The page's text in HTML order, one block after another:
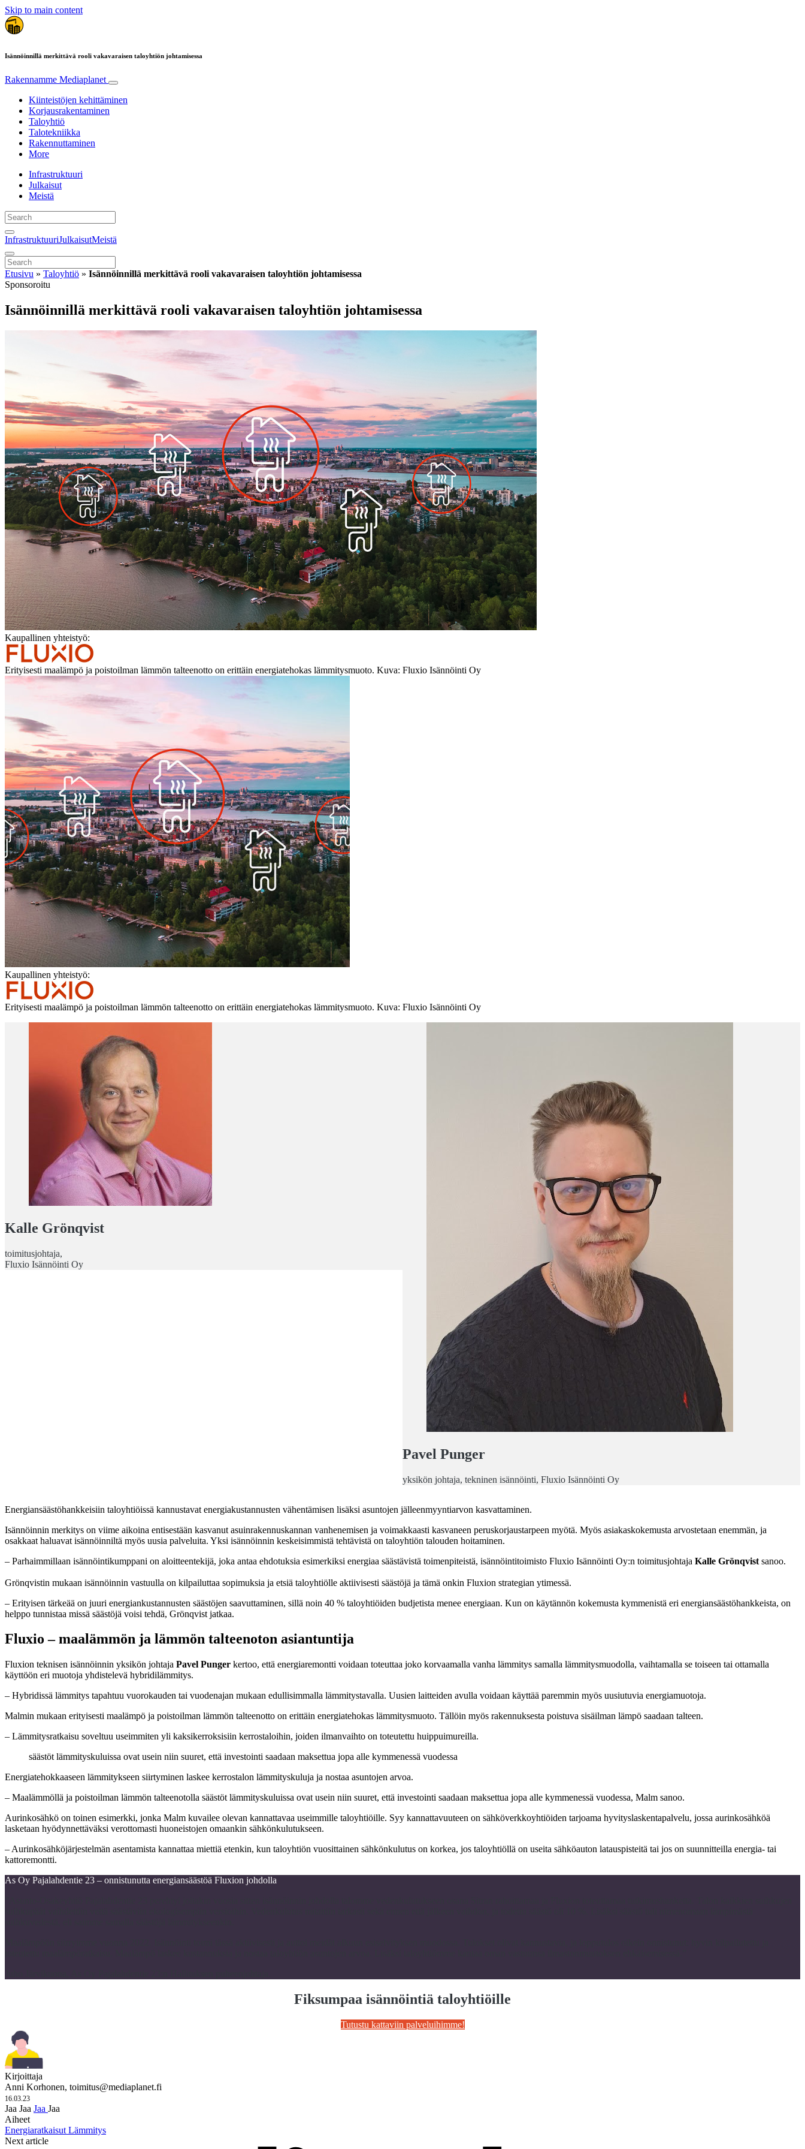
Skip to main content
Isännöinnillä merkittävä rooli vakavaraisen taloyhtiön johtamisessa
Rakennamme Mediaplanet
Kiinteistöjen kehittäminen
Korjausrakentaminen
Taloyhtiö
Talotekniikka
Rakennuttaminen
More
Infrastruktuuri
Julkaisut
Meistä
InfrastruktuuriJulkaisutMeistä
Etusivu » Taloyhtiö » Isännöinnillä merkittävä rooli vakavaraisen taloyhtiön johtamisessa
Sponsoroitu
Isännöinnillä merkittävä rooli vakavaraisen taloyhtiön johtamisessa
Kaupallinen yhteistyö:
Erityisesti maalämpö ja poistoilman lämmön talteenotto on erittäin energiatehokas lämmitysmuoto. Kuva: Fluxio Isännöinti Oy
Kaupallinen yhteistyö:
Erityisesti maalämpö ja poistoilman lämmön talteenotto on erittäin energiatehokas lämmitysmuoto. Kuva: Fluxio Isännöinti Oy
Kalle Grönqvist
toimitusjohtaja,
Fluxio Isännöinti Oy
Pavel Punger
yksikön johtaja, tekninen isännöinti, Fluxio Isännöinti Oy
Energiansäästöhankkeisiin taloyhtiöissä kannustavat energiakustannusten vähentämisen lisäksi asuntojen jälleenmyyntiarvon kasvattaminen.
Isännöinnin merkitys on viime aikoina entisestään kasvanut asuinrakennuskannan vanhenemisen ja voimakkaasti kasvaneen peruskorjaustarpeen myötä. Myös asiakaskokemusta arvostetaan enemmän, ja
osakkaat haluavat isännöinniltä myös uusia palveluita. Yksi isännöinnin keskeisimmistä tehtävistä on taloyhtiön talouden hoitaminen.
– Parhaimmillaan isännöintikumppani on aloitteentekijä, joka antaa ehdotuksia esimerkiksi energiaa säästävistä toimenpiteistä, isännöintitoimisto Fluxio Isännöinti Oy:n toimitusjohtaja Kalle Grönqvist sanoo.
Grönqvistin mukaan isännöinnin vastuulla on kilpailuttaa sopimuksia ja etsiä taloyhtiölle aktiivisesti säästöjä ja tämä onkin Fluxion strategian ytimessä.
– Erityisen tärkeää on juuri energiankustannusten säästöjen saavuttaminen, sillä noin 40 % taloyhtiöiden budjetista menee energiaan. Kun on käytännön kokemusta kymmenistä eri energiansäästöhankkeista, on
helppo tunnistaa missä säästöjä voisi tehdä, Grönqvist jatkaa.
Fluxio – maalämmön ja lämmön talteenoton asiantuntija
Fluxion teknisen isännöinnin yksikön johtaja Pavel Punger kertoo, että energiaremontti voidaan toteuttaa joko korvaamalla vanha lämmitys samalla lämmitysmuodolla, vaihtamalla se toiseen tai ottamalla
käyttöön eri muotoja yhdistelevä hybridilämmitys.
– Hybridissä lämmitys tapahtuu vuorokauden tai vuodenajan mukaan edullisimmalla lämmitystavalla. Uusien laitteiden avulla voidaan käyttää paremmin myös uusiutuvia energiamuotoja.
Malmin mukaan erityisesti maalämpö ja poistoilman lämmön talteenotto on erittäin energiatehokas lämmitysmuoto. Tällöin myös rakennuksesta poistuva sisäilman lämpö saadaan talteen.
– Lämmitysratkaisu soveltuu useimmiten yli kaksikerroksisiin kerrostaloihin, joiden ilmanvaihto on toteutettu huippuimureilla.
säästöt lämmityskuluissa ovat usein niin suuret, että investointi saadaan maksettua jopa alle kymmenessä vuodessa
Energiatehokkaaseen lämmitykseen siirtyminen laskee kerrostalon lämmityskuluja ja nostaa asuntojen arvoa.
– Maalämmöllä ja poistoilman lämmön talteenotolla säästöt lämmityskuluissa ovat usein niin suuret, että investointi saadaan maksettua jopa alle kymmenessä vuodessa, Malm sanoo.
Aurinkosähkö on toinen esimerkki, jonka Malm kuvailee olevan kannattavaa useimmille taloyhtiöille. Syy kannattavuuteen on sähköverkkoyhtiöiden tarjoama hyvityslaskentapalvelu, jossa aurinkosähköä
lasketaan hyödynnettäväksi verottomasti huoneistojen omaankin sähkönkulutukseen.
– Aurinkosähköjärjestelmän asentamista kannattaa miettiä etenkin, kun taloyhtiön vuosittainen sähkönkulutus on korkea, jos taloyhtiöllä on useita sähköauton latauspisteitä tai jos on suunnitteilla energia- tai
kattoremontti.
As Oy Pajalahdentie 23 – onnistunutta energiansäästöä Fluxion johdolla
Fiksumpaa isännöintiä taloyhtiöille
Tutustu kattaviin palveluihimme!
Kirjoittaja
Anni Korhonen, toimitus@mediaplanet.fi
16.03.23
Jaa Jaa Jaa Jaa
Aiheet
Energiaratkaisut Lämmitys
Next article